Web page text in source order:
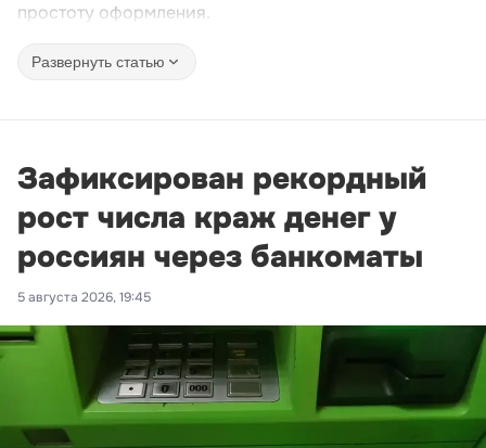
простоту оформления.
Развернуть статью
Зафиксирован рекордный
рост числа краж денег у
россиян через банкоматы
5 августа 2026, 19:45